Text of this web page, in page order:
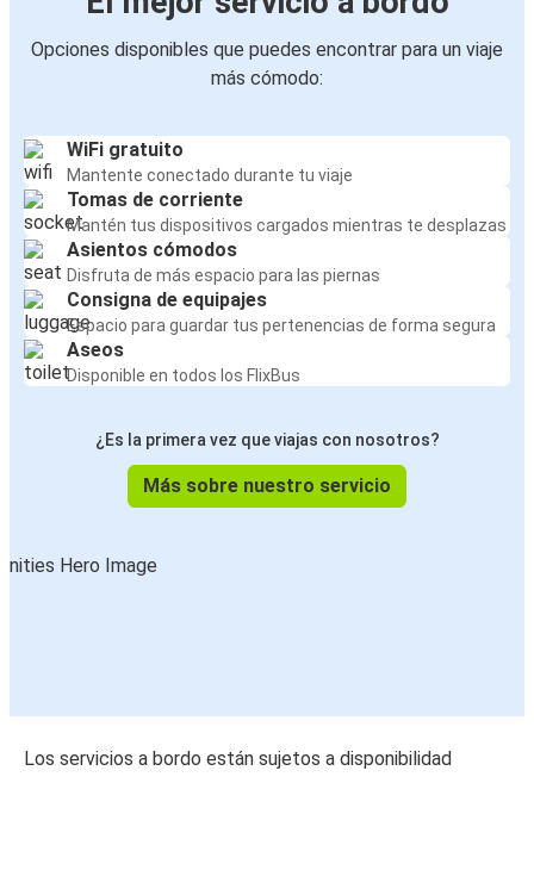
Opciones disponibles que puedes encontrar para un viaje
más cómodo:
WiFi gratuito
Mantente conectado durante tu viaje
Tomas de corriente
Mantén tus dispositivos cargados mientras te desplazas
Asientos cómodos
Disfruta de más espacio para las piernas
Consigna de equipajes
Espacio para guardar tus pertenencias de forma segura
Aseos
Disponible en todos los FlixBus
¿Es la primera vez que viajas con nosotros?
Más sobre nuestro servicio
Los servicios a bordo están sujetos a disponibilidad